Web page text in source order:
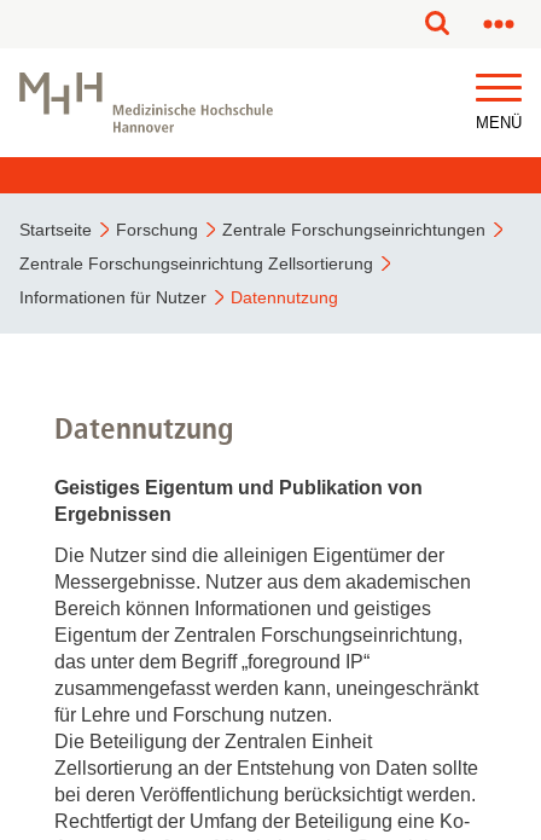
MENÜ
Startseite Forschung
Zentrale Forschungseinrichtungen
Zentrale Forschungseinrichtung Zellsortierung
Informationen für Nutzer
Datennutzung
Datennutzung
Geistiges Eigentum und Publikation von
Ergebnissen
Die Nutzer sind die alleinigen Eigentümer der
Messergebnisse. Nutzer aus dem akademischen
Bereich können Informationen und geistiges
Eigentum der Zentralen Forschungseinrichtung,
das unter dem Begriff „foreground IP“
zusammengefasst werden kann, uneingeschränkt
für Lehre und Forschung nutzen.
Die Beteiligung der Zentralen Einheit
Zellsortierung an der Entstehung von Daten sollte
bei deren Veröffentlichung berücksichtigt werden.
Rechtfertigt der Umfang der Beteiligung eine Ko-